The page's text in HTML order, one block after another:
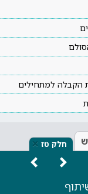
הקבלה למתחילים
חלק טז ×